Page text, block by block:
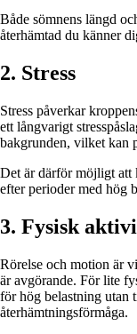
Både sömnens längd
återhämtad du känner
2. Stress
Stress påverkar
ett långvarigt
bakgrunden, vilket kan
Det är därför möjligt att
efter perioder med hög
3. Fysisk
Rörelse och motion är
är avgörande. För lite
för hög belastning utan
återhämtningsförmåga.